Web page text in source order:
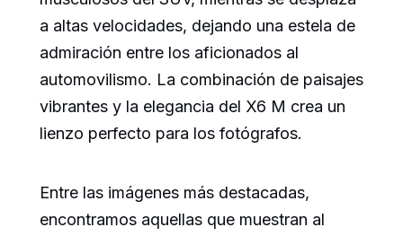
a altas velocidades, dejando una estela de
admiración entre los aficionados al
automovilismo. La combinación de paisajes
vibrantes y la elegancia del X6 M crea un
lienzo perfecto para los fotógrafos.
Entre las imágenes más destacadas,
encontramos aquellas que muestran al